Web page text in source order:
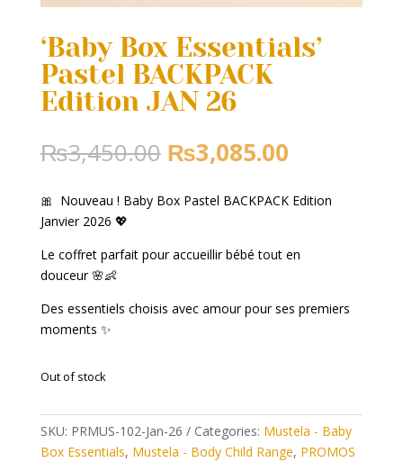
‘Baby Box Essentials’
Pastel BACKPACK
Edition JAN 26
₨3,450.00 Original
price
was:
₨3,450.00.
₨3,085.00Current
is:
🎀 Nouveau ! Baby BoxPastel BACKPACK Edition
Janvier 2026 💖
Le coffret parfait pour accueillir bébé tout en
douceur 🌸👶
Des essentiels choisis avec amour pour ses premiers
moments ✨
Out of stock
SKU: PRMUS-102-Jan-26 Categories: Mustela - Baby
Box Essentials, Mustela - Body Child Range, PROMOS